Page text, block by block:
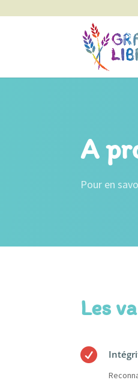
A
Pour en
Les
